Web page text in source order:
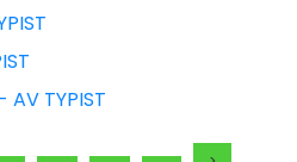
AV TYPIST